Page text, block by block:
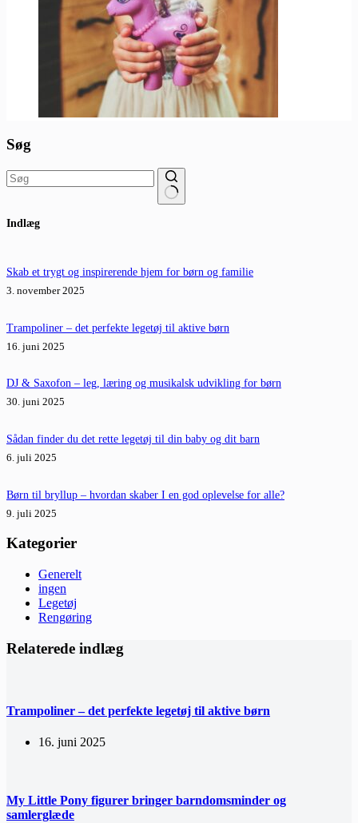
Søg
resultater
Indlæg
Skab et trygt og inspirerende hjem for børn og familie
3. november 2025
Trampoliner – det perfekte legetøj til aktive børn
16. juni 2025
DJ & Saxofon – leg, læring og musikalsk udvikling for børn
30. juni 2025
Sådan finder du det rette legetøj til din baby og dit barn
6. juli 2025
Børn til bryllup – hvordan skaber I en god oplevelse for alle?
9. juli 2025
Kategorier
Generelt
ingen
Legetøj
Rengøring
Relaterede indlæg
Trampoliner – det perfekte legetøj til aktive børn
16. juni 2025
My Little Pony figurer bringer barndomsminder og
samlerglæde